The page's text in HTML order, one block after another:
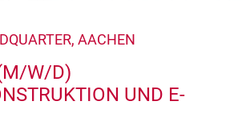
AACHEN
W/D)
UND E-